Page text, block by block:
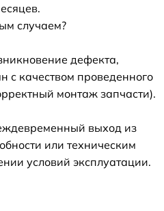
случаем?
дефекта,
с качеством проведенного
монтаж запчасти).
выход из
или техническим
условий эксплуатации.